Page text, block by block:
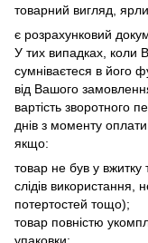
товарний вигляд,
є розрахунковий
У тих випадках, коли
сумніваєтеся в його
від Вашого
вартість зворотного
днів з моменту
якщо:
товар не був у вжитку
слідів
потертостей тощо);
товар повністю